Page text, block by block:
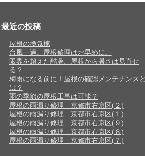
最近の投稿
屋根の換気棟
台風一過。屋根修理はお早めに。
限界を超えた酷暑。屋根から暑さは見直せ
る？
梅雨になる前に！屋根の確認メンテナンスと
は？
雨の季節の屋根工事は可能？
屋根の雨漏り修理 京都市右京区(２)
屋根の雨漏り修理 京都市右京区(１)
屋根の雨漏り修理 京都市右京区(９)
屋根の雨漏り修理 京都市右京区(８)
屋根の雨漏り修理 京都市右京区(７)